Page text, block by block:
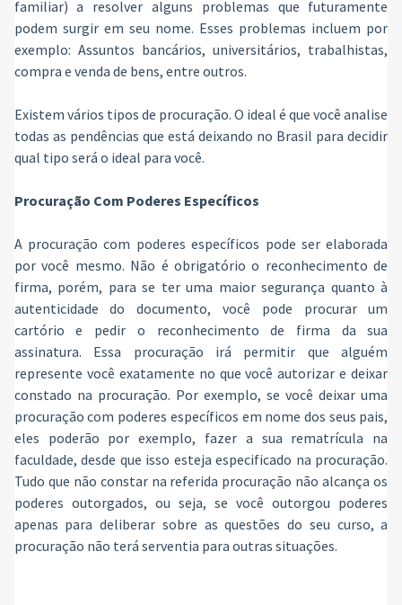
familiar) a resolver alguns problemas que futuramente
podem surgir em seu nome. Esses problemas incluem por
exemplo: Assuntos bancários, universitários, trabalhistas,
compra e venda de bens, entre outros.
Existem vários tipos de procuração. O ideal é que você analise
todas as pendências que está deixando no Brasil para decidir
qual tipo será o ideal para você.
Procuração Com Poderes Específicos
A procuração com poderes específicos pode ser elaborada
por você mesmo. Não é obrigatório o reconhecimento de
firma, porém, para se ter uma maior segurança quanto à
autenticidade do documento, você pode procurar um
cartório e pedir o reconhecimento de firma da sua
assinatura. Essa procuração irá permitir que alguém
represente você exatamente no que você autorizar e deixar
constado na procuração. Por exemplo, se você deixar uma
procuração com poderes específicos em nome dos seus pais,
eles poderão por exemplo, fazer a sua rematrícula na
faculdade, desde que isso esteja especificado na procuração.
Tudo que não constar na referida procuração não alcança os
poderes outorgados, ou seja, se você outorgou poderes
apenas para deliberar sobre as questões do seu curso, a
procuração não terá serventia para outras situações.